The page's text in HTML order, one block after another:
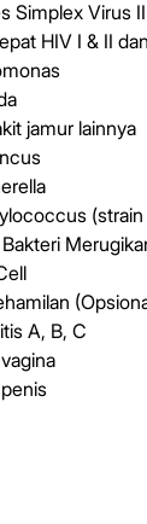
Simplex Virus
HIV I & II
jamur lainnya
A, B, C